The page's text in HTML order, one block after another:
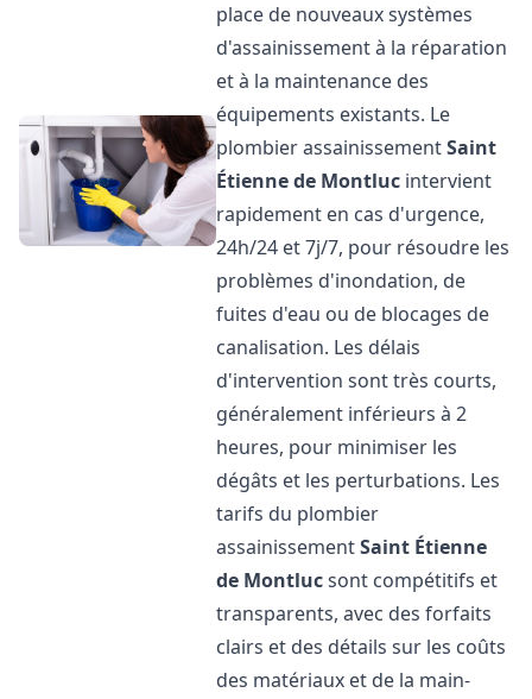
place de nouveaux systèmes
d'assainissement à la réparation
et à la maintenance des
équipements existants. Le
plombier assainissementSaint
Étienne de Montluc intervient
rapidement en cas d'urgence,
24h/24 et 7j/7, pour résoudre les
problèmes d'inondation, de
fuites d'eau ou de blocages de
canalisation. Les délais
d'intervention sont très courts,
généralement inférieurs à 2
heures, pour minimiser les
dégâts et les perturbations. Les
tarifs du plombier
assainissementSaint Étienne
de Montlucsont compétitifs et
transparents, avec des forfaits
clairs et des détails sur les coûts
des matériaux et de la main-